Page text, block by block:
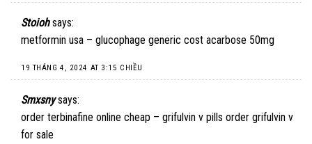
Stoioh says:
metformin usa – glucophage generic cost acarbose 50mg
19 THÁNG 4, 2024 AT 3:15 CHIỀU
Smxsny says:
order terbinafine online cheap – grifulvin v pills order grifulvin v
for sale